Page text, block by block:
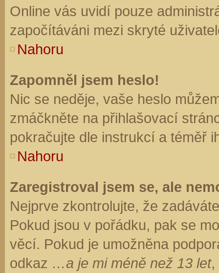
Online vás uvidí pouze
započítáváni mezi skryté
Nahoru
Zapomněl jsem heslo!
Nic se neděje, vaše heslo
zmáčkněte na přihlašovací
pokračujte dle instrukcí a téměř
Nahoru
Zaregistroval jsem se, ale
Nejprve zkontrolujte, že
Pokud jsou v pořádku, pak se
věcí. Pokud je umožněna
odkaz …a je mi méně než 13 let,